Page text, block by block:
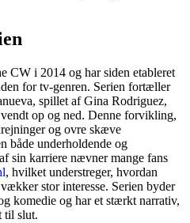
CW i 2014 og har siden etableret
for tv-genren. Serien fortæller
spillet af Gina Rodriguez,
op og ned. Denne forvikling,
og ovre skæve
både underholdende og
sin karriere nævner mange fans
, hvilket understreger, hvordan
stor interesse. Serien byder
komedie og har et stærkt narrativ,
til slut.